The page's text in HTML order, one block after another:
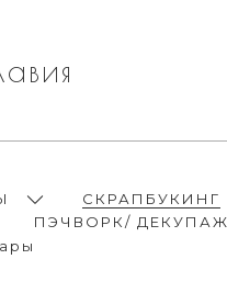
СКРАПБУКИНГ
ПЭЧВОРК/